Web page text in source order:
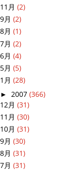
11月 (2)
9月 (2)
8月 (1)
7月 (2)
6月 (4)
5月 (5)
1月 (28)
► 2007 (366)
12月 (31)
11月 (30)
10月 (31)
9月 (30)
8月 (31)
7月 (31)